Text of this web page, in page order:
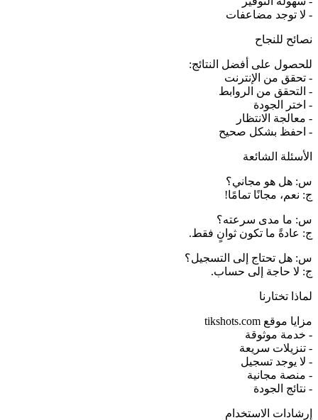
- لا توجد مضاعفات
نصائح للنجاح
للحصول على أفضل النتائج:
- تحقق من الإنترنت
- التحقق من الروابط
- اختر الجودة
- معالجة الانتظار
- احفظ بشكل صحيح
الأسئلة الشائعة
س: هل هو مجاني؟
ج: نعم، مجانًا تمامًا!
س: ما مدى سرعته؟
ج: عادةً ما تكون ثوانٍ فقط.
س: هل تحتاج إلى التسجيل؟
ج: لا حاجة إلى حساب.
لماذا تختارنا
مزايا موقع tikshots.com
- خدمة موثوقة
- تنزيلات سريعة
- لا يوجد تسجيل
- منصة مجانية
- نتائج الجودة
إرشادات الاستخدام